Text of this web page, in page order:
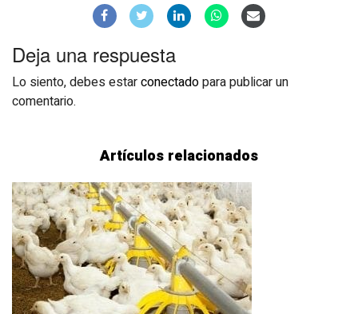
Deja una respuesta
Lo siento, debes estarconectadopara publicar un
comentario.
Artículos relacionados